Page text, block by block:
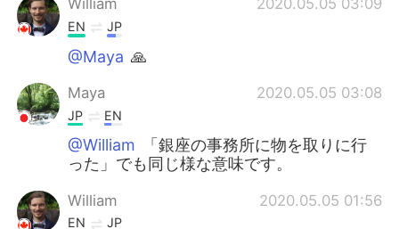
William 2020.05.05 03:09
EN JP
@Maya 🙏
Maya 2020.05.05 03:08
JP EN
@William
「銀座の事務所に物を取りに行
った」でも同じ様な意味です。
William 2020.05.05 01:56
EN JP